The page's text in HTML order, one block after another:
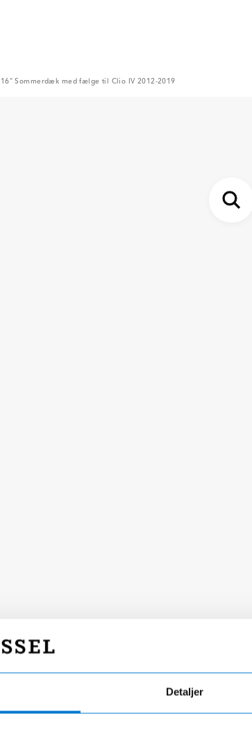
Detaljer
16" Sommerdæk med fælge til Clio IV 2012-2019